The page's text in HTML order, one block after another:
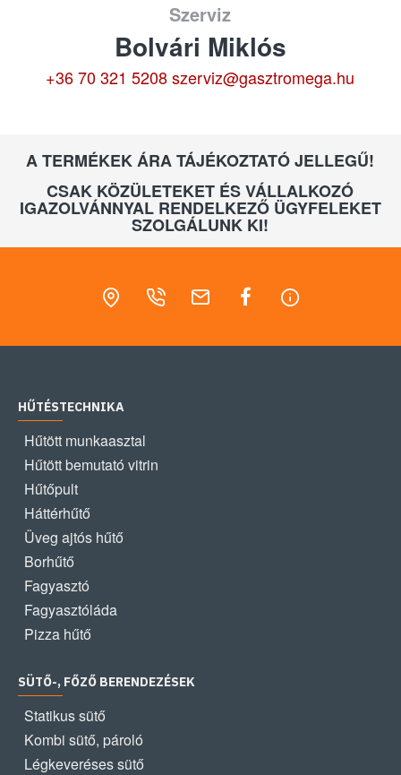
Szerviz
Bolvári Miklós
+36 70 321 5208 szerviz@gasztromega.hu
A TERMÉKEK ÁRA TÁJÉKOZTATÓ JELLEGŰ!
CSAK KÖZÜLETEKET ÉS VÁLLALKOZÓ
IGAZOLVÁNNYAL RENDELKEZŐ ÜGYFELEKET
SZOLGÁLUNK KI!
HŰTÉSTECHNIKA
Hűtött munkaasztal
Hűtött bemutató vitrin
Hűtőpult
Háttérhűtő
Üveg ajtós hűtő
Borhűtő
Fagyasztó
Fagyasztóláda
Pizza hűtő
SÜTŐ-, FŐZŐ BERENDEZÉSEK
Statikus sütő
Kombi sütő, pároló
Légkeveréses sütő